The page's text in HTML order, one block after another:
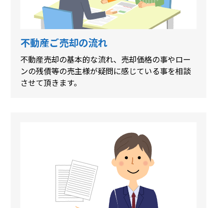
不動産ご売却の流れ
不動産売却の基本的な流れ、売却価格の事やロー
ンの残債等の売主様が疑問に感じている事を相談
させて頂きます。